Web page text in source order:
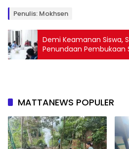
Penulis: Mokhsen
Demi Keamanan Siswa,
Penundaan Pembukaan
Pembangunan Belum
MATTANEWS POPULER